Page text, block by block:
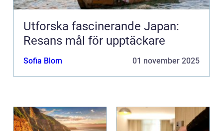
Utforska fascinerande Japan:
Resans mål för upptäckare
Sofia Blom 01 november 2025